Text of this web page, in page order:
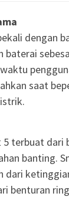
dengan
baterai
saat
terbuat dari
banting.
dari
benturan